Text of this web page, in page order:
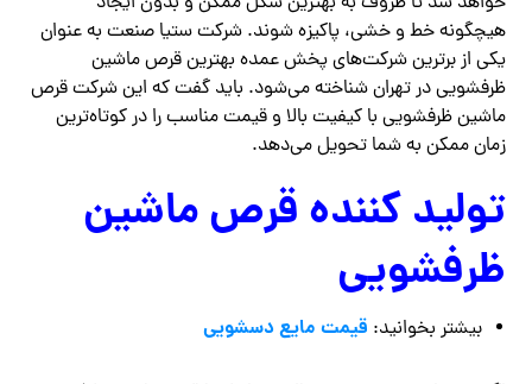
هیچگونه خط و خشی، پاکیزه شوند. شرکت ستیا صنعت به عنوان
یکی از برترین شرکت‌های پخش عمده بهترین قرص ماشین
ظرفشویی در تهران شناخته می‌شود. باید گفت که این شرکت قرص
ماشین ظرفشویی با کیفیت بالا و قیمت مناسب را در کوتاه‌ترین
زمان ممکن به شما تحویل می‌دهد.
تولید کننده قرص ماشین
ظرفشویی
بیشتر بخوانید: قیمت مایع دسشویی